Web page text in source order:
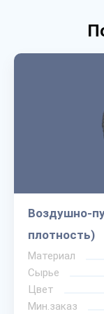
Воздушно-
плотность)
Материал
Сырье
Цвет
Мин.заказ